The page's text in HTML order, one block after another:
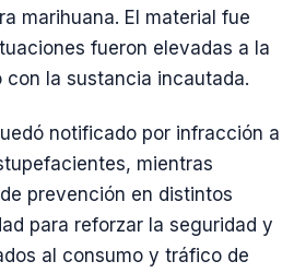
marihuana. El material fue
fueron elevadas a la
con la sustancia incautada.
notificado por infracción a
mientras
prevención en distintos
para reforzar la seguridad y
al consumo y tráfico de